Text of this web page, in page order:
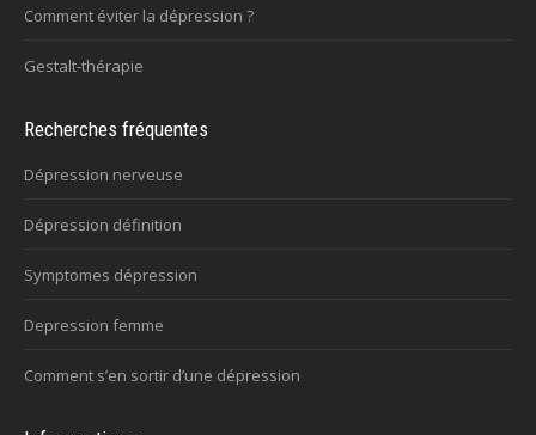
Comment éviter la dépression ?
Gestalt-thérapie
Recherches fréquentes
Dépression nerveuse
Dépression définition
Symptomes dépression
Depression femme
Comment s’en sortir d’une dépression